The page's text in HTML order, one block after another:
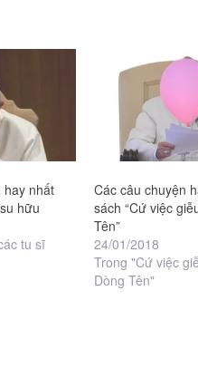
hay nhất
hữu
tu sĩ
Các câu chuyện
sách “Cứ việc
Tên”
24/01/2018
Trong "Cứ việc
Dòng Tên"